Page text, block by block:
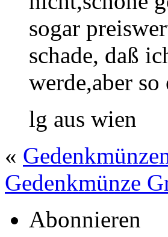
sogar
schade, daß
werde,aber
lg aus wien
«
Gedenkmünze
Abonnieren